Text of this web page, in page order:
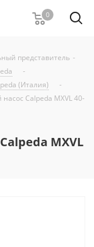
0
представитель -
-
(Италия)
-
Calpeda MXVL 40-
MXVL